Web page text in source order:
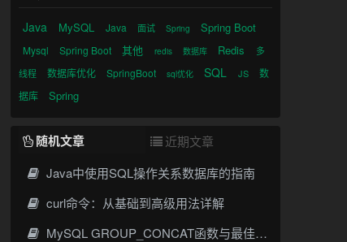
Java MySQL Java 面试 Spring Spring Boot
Mysql Spring Boot 其他 redis 数据库 Redis
多
线程
数据库优化 SpringBoot sql优化 SQL JS
数
据库
Spring
随机文章
近期文章
Java中使用SQL操作关系数据库的指南
curl命令：从基础到高级用法详解
MySQL GROUP_CONCAT函数与最佳实践